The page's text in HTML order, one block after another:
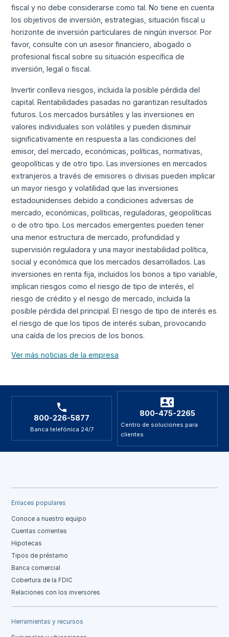
fiscal y no debe considerarse como tal. No tiene en cuenta
los objetivos de inversión, estrategias, situación fiscal u
horizonte de inversión particulares de ningún inversor. Por
favor, consulte con un asesor financiero, abogado o
profesional fiscal sobre su situación específica de
inversión, legal o fiscal.
Invertir conlleva riesgos, incluida la posible pérdida del
capital. Rentabilidades pasadas no garantizan resultados
futuros. Los mercados bursátiles y las inversiones en
valores individuales son volátiles y pueden disminuir
significativamente en respuesta a las condiciones del
emisor, del mercado, económicas, políticas, normativas,
geopolíticas y de otro tipo. Las inversiones en mercados
extranjeros a través de emisores o divisas pueden implicar
un mayor riesgo y volatilidad que las inversiones
estadounidenses debido a condiciones adversas de
mercado, económicas, políticas, reguladoras, geopolíticas
o de otro tipo. Los mercados emergentes pueden tener
una menor estructura de mercado, profundidad y
supervisión reguladora y una mayor inestabilidad política,
social y económica que los mercados desarrollados. Las
inversiones en renta fija, incluidos los bonos a tipo variable,
implican riesgos como el riesgo de tipo de interés, el
riesgo de crédito y el riesgo de mercado, incluida la
posible pérdida del principal. El riesgo de tipo de interés es
el riesgo de que los tipos de interés suban, provocando
una caída de los precios de los bonos.
Ver más noticias de la empresa
800-226-5877
Banca telefónica 24/7
800-475-2265
Centro de soluciones para
clientes
Enlaces populares
Conoce a nuestro equipo
Cuentas corrientes
Hipotecas
Tipos de préstamo
Banca comercial
Cobertura de la FDIC
Relaciones con los inversores
Herramientas y recursos